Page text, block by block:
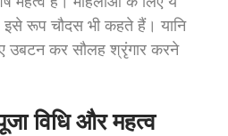
इसे रूप चौदस भी कहते हैं। यानि
उबटन कर सौलह श्रृंगार करने
विधि और महत्व